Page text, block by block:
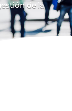
de la